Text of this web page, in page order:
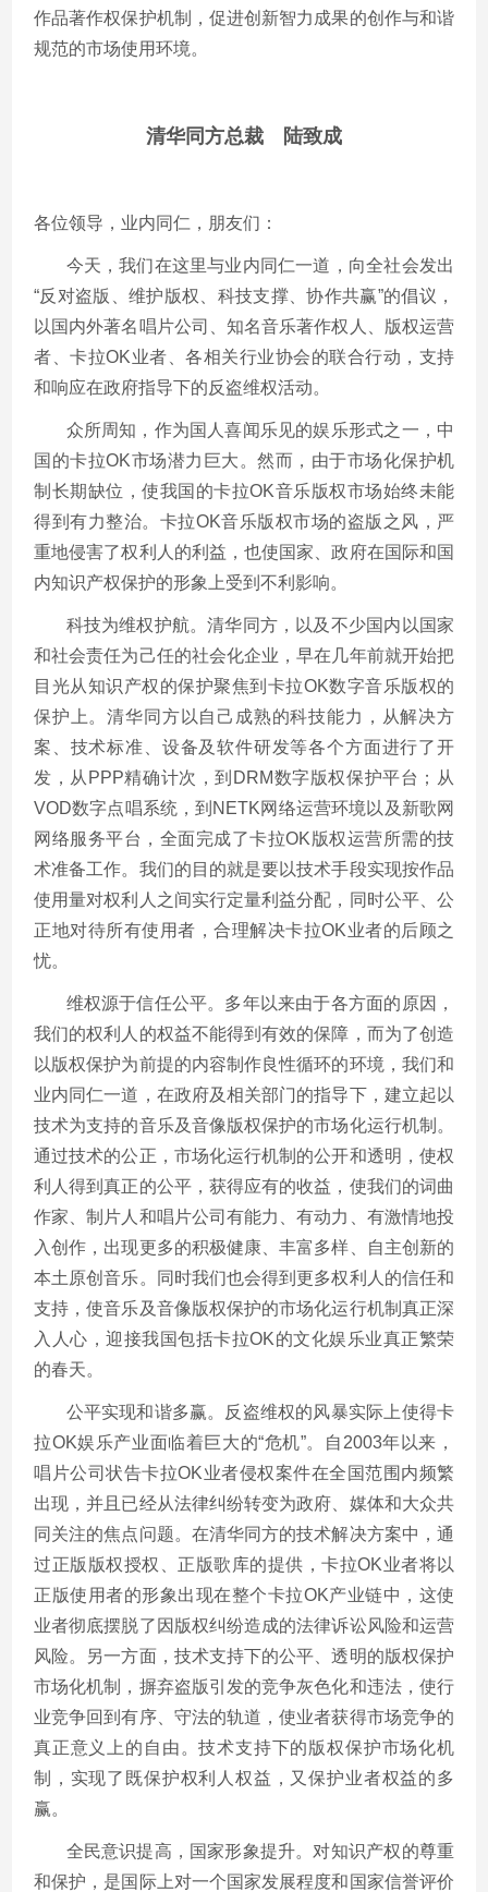
作品著作权保护机制，促进创新智力成果的创作与和谐
规范的市场使用环境。
清华同方总裁 陆致成
各位领导，业内同仁，朋友们：
今天，我们在这里与业内同仁一道，向全社会发出
“反对盗版、维护版权、科技支撑、协作共赢”的倡议，
以国内外著名唱片公司、知名音乐著作权人、版权运营
者、卡拉OK业者、各相关行业协会的联合行动，支持
和响应在政府指导下的反盗维权活动。
众所周知，作为国人喜闻乐见的娱乐形式之一，中
国的卡拉OK市场潜力巨大。然而，由于市场化保护机
制长期缺位，使我国的卡拉OK音乐版权市场始终未能
得到有力整治。卡拉OK音乐版权市场的盗版之风，严
重地侵害了权利人的利益，也使国家、政府在国际和国
内知识产权保护的形象上受到不利影响。
科技为维权护航。清华同方，以及不少国内以国家
和社会责任为己任的社会化企业，早在几年前就开始把
目光从知识产权的保护聚焦到卡拉OK数字音乐版权的
保护上。清华同方以自己成熟的科技能力，从解决方
案、技术标准、设备及软件研发等各个方面进行了开
发，从PPP精确计次，到DRM数字版权保护平台；从
VOD数字点唱系统，到NETK网络运营环境以及新歌网
网络服务平台，全面完成了卡拉OK版权运营所需的技
术准备工作。我们的目的就是要以技术手段实现按作品
使用量对权利人之间实行定量利益分配，同时公平、公
正地对待所有使用者，合理解决卡拉OK业者的后顾之
忧。
维权源于信任公平。多年以来由于各方面的原因，
我们的权利人的权益不能得到有效的保障，而为了创造
以版权保护为前提的内容制作良性循环的环境，我们和
业内同仁一道，在政府及相关部门的指导下，建立起以
技术为支持的音乐及音像版权保护的市场化运行机制。
通过技术的公正，市场化运行机制的公开和透明，使权
利人得到真正的公平，获得应有的收益，使我们的词曲
作家、制片人和唱片公司有能力、有动力、有激情地投
入创作，出现更多的积极健康、丰富多样、自主创新的
本土原创音乐。同时我们也会得到更多权利人的信任和
支持，使音乐及音像版权保护的市场化运行机制真正深
入人心，迎接我国包括卡拉OK的文化娱乐业真正繁荣
的春天。
公平实现和谐多赢。反盗维权的风暴实际上使得卡
拉OK娱乐产业面临着巨大的“危机”。自2003年以来，
唱片公司状告卡拉OK业者侵权案件在全国范围内频繁
出现，并且已经从法律纠纷转变为政府、媒体和大众共
同关注的焦点问题。在清华同方的技术解决方案中，通
过正版版权授权、正版歌库的提供，卡拉OK业者将以
正版使用者的形象出现在整个卡拉OK产业链中，这使
业者彻底摆脱了因版权纠纷造成的法律诉讼风险和运营
风险。另一方面，技术支持下的公平、透明的版权保护
市场化机制，摒弃盗版引发的竞争灰色化和违法，使行
业竞争回到有序、守法的轨道，使业者获得市场竞争的
真正意义上的自由。技术支持下的版权保护市场化机
制，实现了既保护权利人权益，又保护业者权益的多
赢。
全民意识提高，国家形象提升。对知识产权的尊重
和保护，是国际上对一个国家发展程度和国家信誉评价